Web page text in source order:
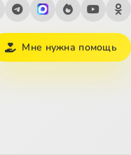
Мне нужна помощь